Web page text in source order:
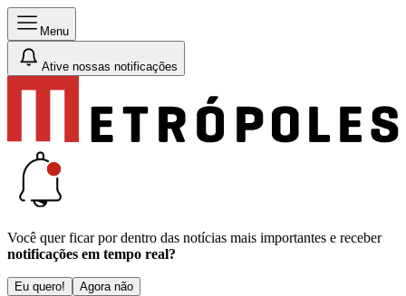
Menu
Ative nossas notificações
Você quer ficar por dentro das notícias mais importantes e receber
notificações em tempo real?
Eu quero! Agora não